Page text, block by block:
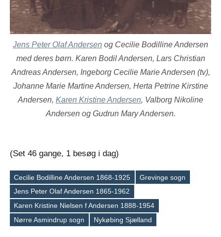
Jens Peter Olaf Andersen og Cecilie Bodilline Andersen
med deres børn. Karen Bodil Andersen, Lars Christian
Andreas Andersen, Ingeborg Cecilie Marie Andersen(tv),
Johanne Marie Martine Andersen, Herta Petrine Kirstine
Andersen, Karen Kristine Andersen, Valborg Nikoline
Andersen og Gudrun Mary Andersen.
(Set 46 gange, 1 besøg i dag)
Tags
Cecilie Bodilline Andersen 1868-1925
Grevinge sogn
Jens Peter Olaf Andersen 1865-1962
Karen Kristine Nielsen f Andersen 1888-1954
Nørre Asmindrup sogn
Nykøbing Sjælland